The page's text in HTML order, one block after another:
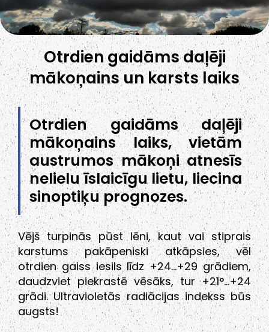
Otrdien gaidāms daļēji
mākoņains un karsts laiks
Otrdien gaidāms daļēji
mākoņains laiks, vietām
austrumos mākoņi atnesīs
nelielu īslaicīgu lietu, liecina
sinoptiķu prognozes.
Vējš turpinās pūst lēni, kaut vai stiprais
karstums pakāpeniski atkāpsies, vēl
otrdien gaiss iesils līdz +24…+29 grādiem,
daudzviet piekrastē vēsāks, tur +21°…+24
grādi. Ultravioletās radiācijas indekss būs
augsts!